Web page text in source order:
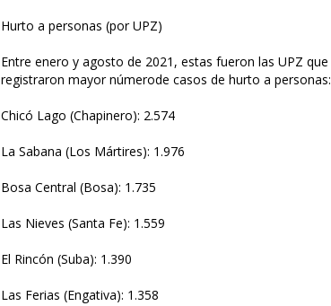
Hurto a personas (por UPZ)
Entre enero y agosto de 2021, estas fueron las UPZ que
registraron mayor númerode casos de hurto a personas:
Chicó Lago (Chapinero): 2.574
La Sabana (Los Mártires): 1.976
Bosa Central (Bosa): 1.735
Las Nieves (Santa Fe): 1.559
El Rincón (Suba): 1.390
Las Ferias (Engativa): 1.358